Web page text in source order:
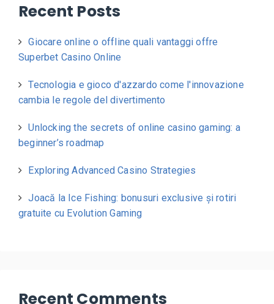
Recent Posts
Giocare online o offline quali vantaggi offre
Superbet Casino Online
Tecnologia e gioco d'azzardo come l'innovazione
cambia le regole del divertimento
Unlocking the secrets of online casino gaming: a
beginner’s roadmap
Exploring Advanced Casino Strategies
Joacă la Ice Fishing: bonusuri exclusive și rotiri
gratuite cu Evolution Gaming
Recent Comments